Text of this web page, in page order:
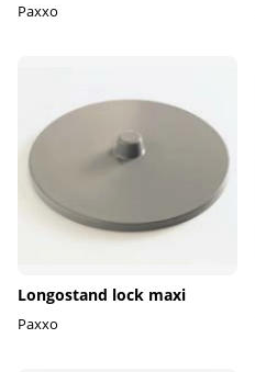
Paxxo
Longostand lock maxi
Paxxo